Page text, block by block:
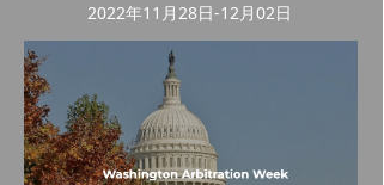
2022年11月28日-12月02日